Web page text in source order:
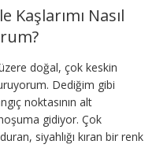
Kaşlarımı Nasıl
doğal, çok keskin
Dediğim gibi
noktasının alt
gidiyor. Çok
siyahlığı kıran bir renk